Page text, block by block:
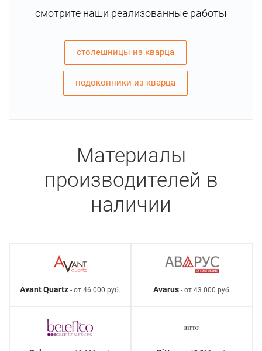
смотрите наши реализованные работы
столешницы из кварца
подоконники из кварца
Материалы
производителей в
наличии
Avant Quartz - от 46 000 руб. Avarus- от 43 000 руб.